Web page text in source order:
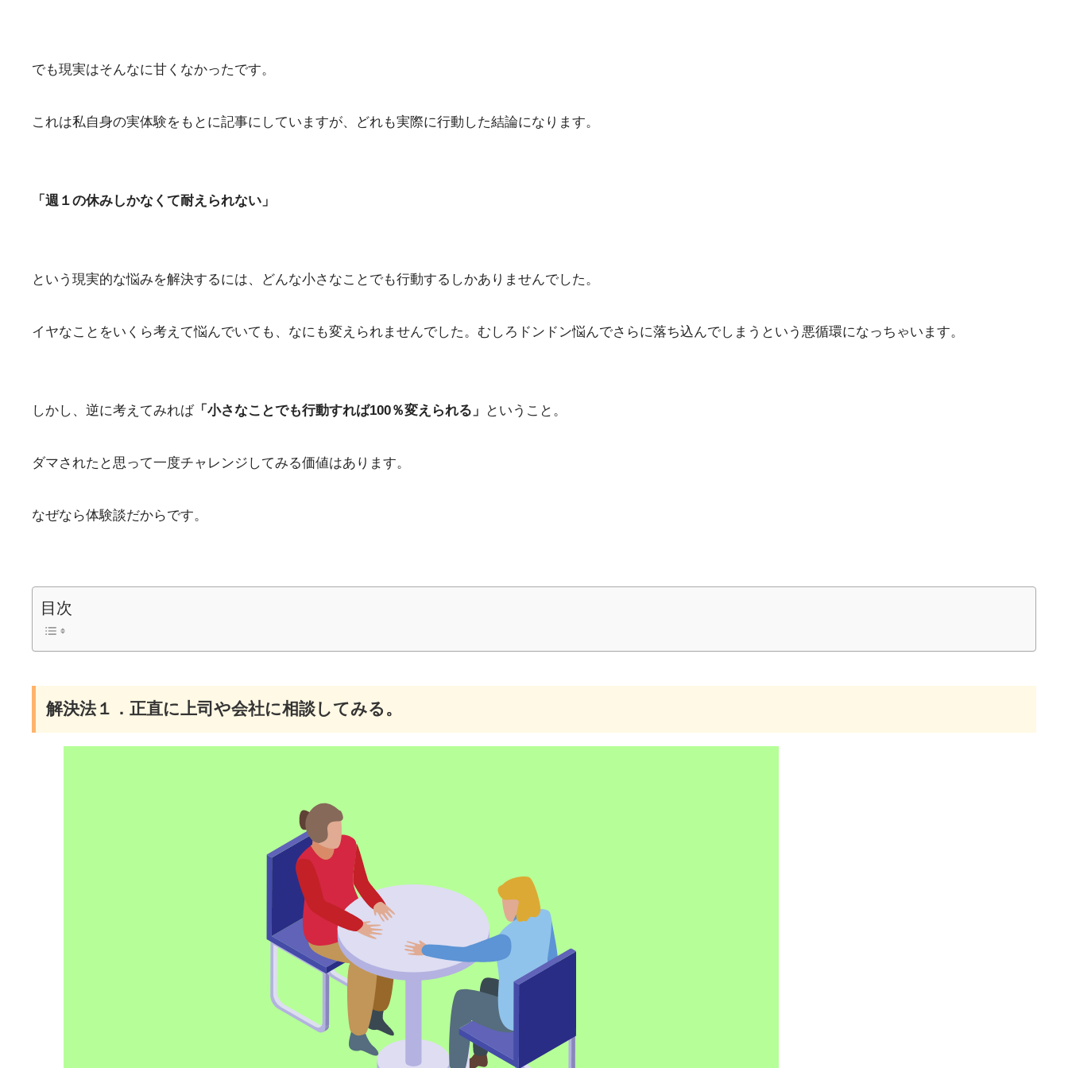
でも現実はそんなに甘くなかったです。
これは私自身の実体験をもとに記事にしていますが、どれも実際に行動した結論になります。
「週１の休みしかなくて耐えられない」
という現実的な悩みを解決するには、どんな小さなことでも行動するしかありませんでした。
イヤなことをいくら考えて悩んでいても、なにも変えられませんでした。むしろドンドン悩んでさらに落ち込んでしまうという悪循環になっちゃいます。
しかし、逆に考えてみれば「小さなことでも行動すれば100％変えられる」 ということ。
ダマされたと思って一度チャレンジしてみる価値はあります。
なぜなら体験談だからです。
目次
解決法１．正直に上司や会社に相談してみる。